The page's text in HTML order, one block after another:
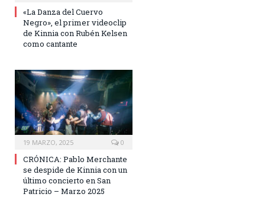
«La Danza del Cuervo
Negro», el primer videoclip
de Kinnia con Rubén Kelsen
como cantante
19 MARZO, 2025 0
CRÓNICA: Pablo Merchante
se despide de Kinnia con un
último concierto en San
Patricio – Marzo 2025